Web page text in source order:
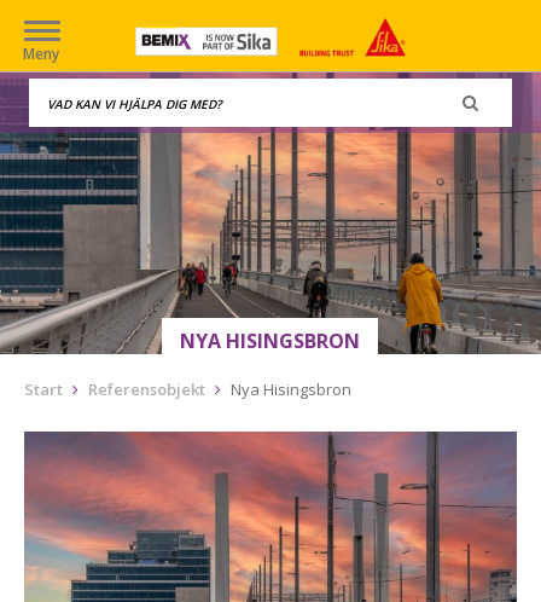
Meny
NYA HISINGSBRON
Start Referensobjekt Nya Hisingsbron